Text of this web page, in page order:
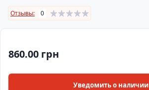
Отзывы: 0
860.00 грн
Уведомить о наличии